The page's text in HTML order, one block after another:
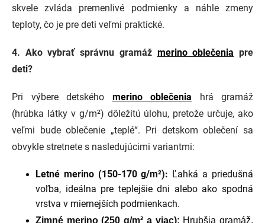
skvele zvláda premenlivé podmienky a náhle zmeny
teploty, čo je pre deti veľmi praktické.
4. Ako vybrať správnu gramáž merino oblečenia pre
deti?
Pri výbere detského merino oblečenia hrá gramáž
(hrúbka látky v g/m²) dôležitú úlohu, pretože určuje, ako
veľmi bude oblečenie „teplé“. Pri detskom oblečení sa
obvykle stretnete s nasledujúcimi variantmi:
Letné merino (150-170 g/m²): Ľahká a priedušná
voľba, ideálna pre teplejšie dni alebo ako spodná
vrstva v miernejších podmienkach.
Zimné merino (250 g/m² a viac): Hrubšia gramáž,